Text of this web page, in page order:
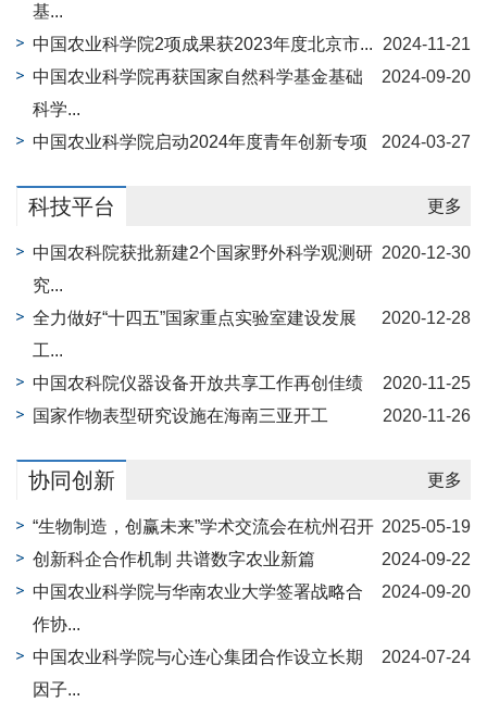
基...
2024-11-21
中国农业科学院2项成果获2023年度北京市...
2024-09-20
中国农业科学院再获国家自然科学基金基础
科学...
2024-03-27
中国农业科学院启动2024年度青年创新专项
更多
科技平台
2020-12-30
中国农科院获批新建2个国家野外科学观测研
究...
2020-12-28
全力做好“十四五”国家重点实验室建设发展
工...
2020-11-25
中国农科院仪器设备开放共享工作再创佳绩
2020-11-26
国家作物表型研究设施在海南三亚开工
更多
协同创新
2025-05-19
“生物制造，创赢未来”学术交流会在杭州召开
2024-09-22
创新科企合作机制 共谱数字农业新篇
2024-09-20
中国农业科学院与华南农业大学签署战略合
作协...
2024-07-24
中国农业科学院与心连心集团合作设立长期
因子...